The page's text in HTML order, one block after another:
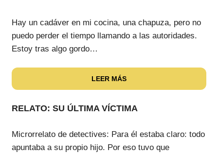
Hay un cadáver en mi cocina, una chapuza, pero no
puedo perder el tiempo llamando a las autoridades.
Estoy tras algo gordo…
LEER MÁS
RELATO: SU ÚLTIMA VÍCTIMA
Microrrelato de detectives: Para él estaba claro: todo
apuntaba a su propio hijo. Por eso tuvo que